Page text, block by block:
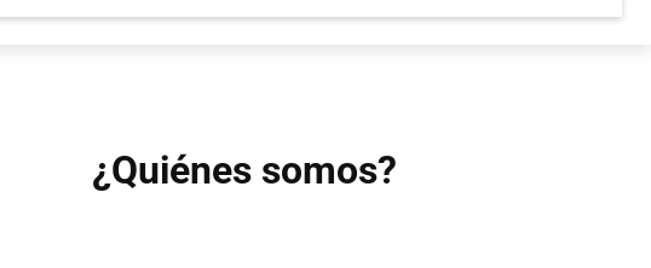
¿Quiénes somos?